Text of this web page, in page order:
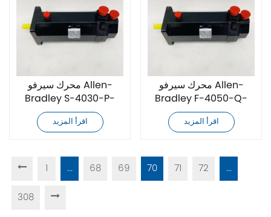
محرك سيرفو Allen-
Bradley S-4030-P-
H00AA جديد تمامًا
اقرأ المزيد
محرك سيرفو Allen-
Bradley F-4050-Q-
H04AA جديد تمامًا
اقرأ المزيد
1 ... 68 69 70 71 72
...
308